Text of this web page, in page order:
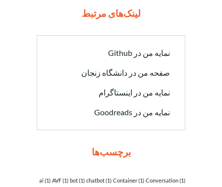
لینک‌های مرتبط
نمایه من در Github
صفحه من در دانشگاه زنجان
نمایه من در اینستاگرام
نمایه من در Goodreads
برچسب‌ها
ai (1) AVF(1) bot(1) chatbot(1) Container(1) Conversation(1)